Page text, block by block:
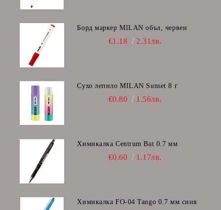
Борд маркер MILAN объл, червен
€1.18 2.31лв.
Сухо лепило MILAN Sunset 8 г
€0.80 1.56лв.
Химикалка Centrum Bat 0.7 мм
€0.60 1.17лв.
Химикалка FO-04 Tango 0.7 мм синя